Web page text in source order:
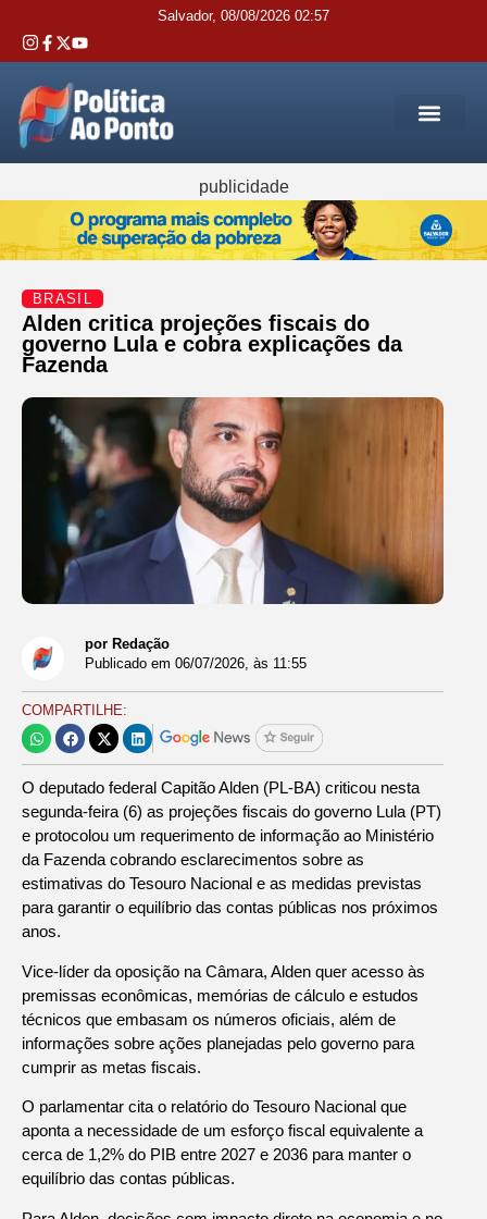
Salvador, 08/08/2026 02:57
publicidade
BRASIL
Alden critica projeções fiscais do
governo Lula e cobra explicações da
Fazenda
por Redação
Publicado em 06/07/2026, às 11:55
COMPARTILHE:
O deputado federal Capitão Alden (PL-BA) criticou nesta
segunda-feira (6) as projeções fiscais do governo Lula (PT)
e protocolou um requerimento de informação ao Ministério
da Fazenda cobrando esclarecimentos sobre as
estimativas do Tesouro Nacional e as medidas previstas
para garantir o equilíbrio das contas públicas nos próximos
anos.
Vice-líder da oposição na Câmara, Alden quer acesso às
premissas econômicas, memórias de cálculo e estudos
técnicos que embasam os números oficiais, além de
informações sobre ações planejadas pelo governo para
cumprir as metas fiscais.
O parlamentar cita o relatório do Tesouro Nacional que
aponta a necessidade de um esforço fiscal equivalente a
cerca de 1,2% do PIB entre 2027 e 2036 para manter o
equilíbrio das contas públicas.